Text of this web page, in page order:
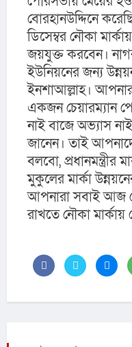
বোরহানউদ্দিনে
ডিসেম্বর নৌকা
জয়যুক্ত করবেন।
ইউনিয়নের জন্য
ইনশাআল্লাহ।
একজন চেয়ারম্যান
নাই বাজে অভ্যাস
জানেন। তাই
বলবো, প্রধানমন্ত্রীর
মুকুলের মার্কা
আপনারা সবাই আজ
রাখতে নৌকা মার্কায়